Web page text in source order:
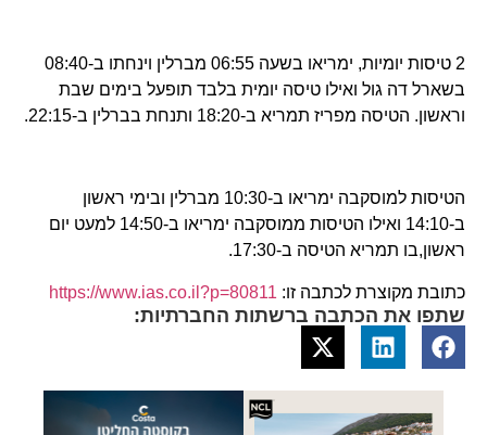
2 טיסות יומיות, ימריאו בשעה 06:55 מברלין וינחתו ב-08:40
בשארל דה גול ואילו טיסה יומית בלבד תופעל בימים שבת
וראשון. הטיסה מפריז תמריא ב-18:20 ותנחת בברלין ב-22:15.
הטיסות למוסקבה ימריאו ב-10:30 מברלין ובימי ראשון
ב-14:10 ואילו הטיסות ממוסקבה ימריאו ב-14:50 למעט יום
ראשון,בו תמריא הטיסה ב-17:30.
כתובת מקוצרת לכתבה זו: https://www.ias.co.il?p=80811
שתפו את הכתבה ברשתות החברתיות: